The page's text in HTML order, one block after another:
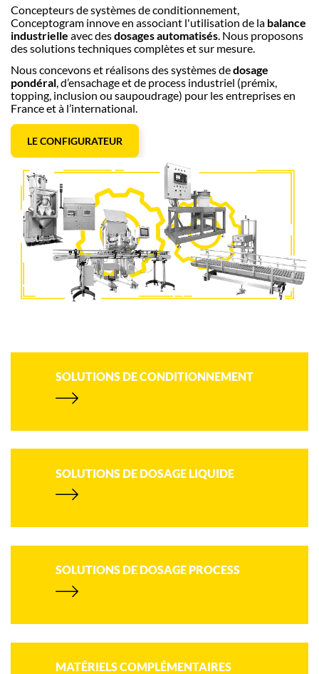
Concepteurs de systèmes de conditionnement,
Conceptogram innove en associant l'utilisation de la balance
industrielle avec desdosages automatisés . Nous proposons
des solutions techniques complètes et sur mesure.
Nous concevons et réalisons des systèmes dedosage
pondéral, d’ensachage et de process industriel (prémix,
topping, inclusion ou saupoudrage) pour les entreprises en
France et à l’international.
LE CONFIGURATEUR
SOLUTIONS DE CONDITIONNEMENT
SOLUTIONS DE DOSAGE LIQUIDE
SOLUTIONS DE DOSAGE PROCESS
MATÉRIELS COMPLÉMENTAIRES